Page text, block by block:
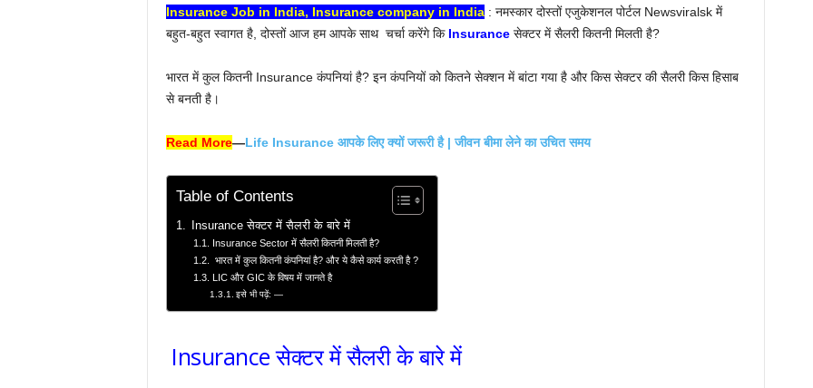
Insurance Job in India, Insurance company in India: नमस्कार दोस्तों एजुकेशनल पोर्टल Newsviralsk में
बहुत-बहुत स्वागत है, दोस्तों आज हम आपके साथ चर्चा करेंगे कि Insuranceसेक्टर में सैलरी कितनी मिलती है?
भारत में कुल कितनी Insurance कंपनियां है? इन कंपनियों को कितने सेक्शन में बांटा गया है और किस सेक्टर की सैलरी किस हिसाब
से बनती‌‌ है।
Read More—Life Insurance आपके लिए क्यों जरूरी है | जीवन बीमा लेने का उचित समय
Table of Contents
Insurance सेक्टर में सैलरी के बारे में
Insurance Sector में सैलरी कितनी मिलती है?
भारत में कुल कितनी कंपनियां है? और ये कैसे कार्य करती है ?
LIC और GIC के विषय में जानते है
इसे भी पढ़ें: —
Insurance सेक्टर में सैलरी के बारे में